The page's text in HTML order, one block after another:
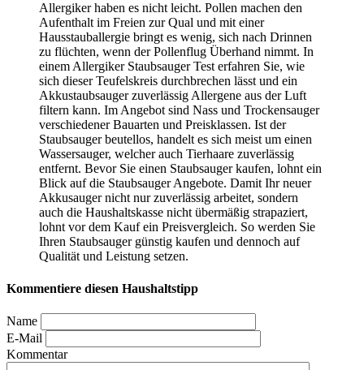
Allergiker haben es nicht leicht. Pollen machen den
Aufenthalt im Freien zur Qual und mit einer
Hausstauballergie bringt es wenig, sich nach Drinnen
zu flüchten, wenn der Pollenflug Überhand nimmt. In
einem Allergiker Staubsauger Test erfahren Sie, wie
sich dieser Teufelskreis durchbrechen lässt und ein
Akkustaubsauger zuverlässig Allergene aus der Luft
filtern kann. Im Angebot sind Nass und Trockensauger
verschiedener Bauarten und Preisklassen. Ist der
Staubsauger beutellos, handelt es sich meist um einen
Wassersauger, welcher auch Tierhaare zuverlässig
entfernt. Bevor Sie einen Staubsauger kaufen, lohnt ein
Blick auf die Staubsauger Angebote. Damit Ihr neuer
Akkusauger nicht nur zuverlässig arbeitet, sondern
auch die Haushaltskasse nicht übermäßig strapaziert,
lohnt vor dem Kauf ein Preisvergleich. So werden Sie
Ihren Staubsauger günstig kaufen und dennoch auf
Qualität und Leistung setzen.
Kommentiere diesen Haushaltstipp
Name
E-Mail
Kommentar